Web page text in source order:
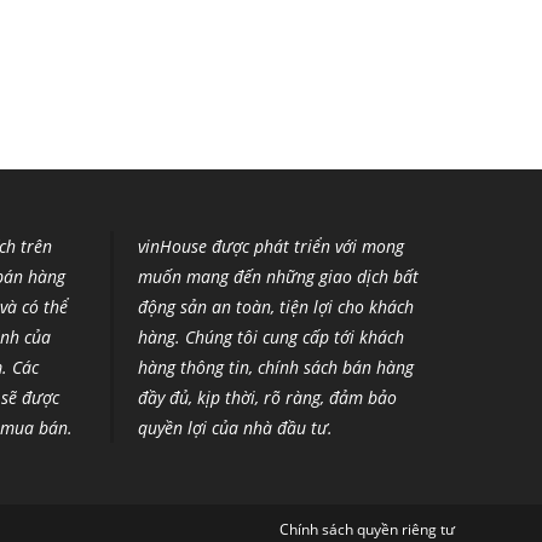
trên
hàng
có thể
của
. Các
được
bán.
vinHouse được phát triển với mong
muốn mang đến những giao dịch bất
động sản an toàn, tiện lợi cho khách
hàng. Chúng tôi cung cấp tới khách
hàng thông tin, chính sách bán hàng
đầy đủ, kịp thời, rõ ràng, đảm bảo
quyền lợi của nhà đầu tư.
Chính sách quyền riêng tư